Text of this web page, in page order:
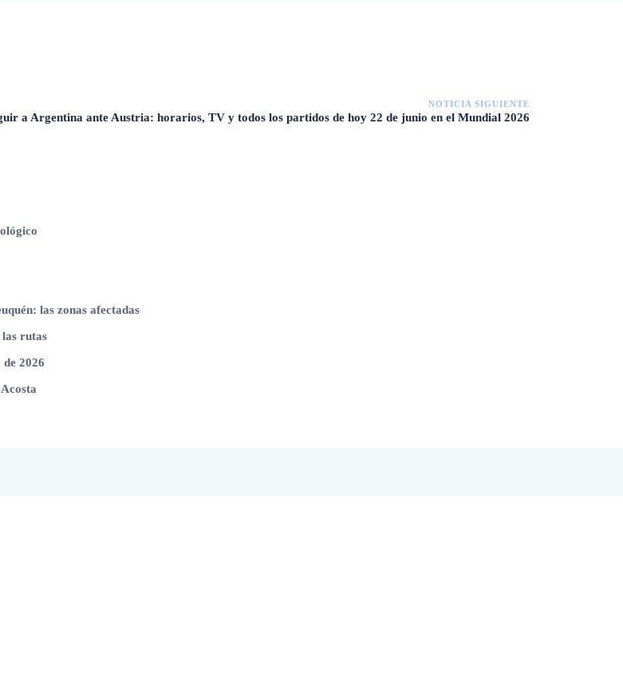
NOTICIA SIGUIENTE
a Argentina ante Austria: horarios, TV y todos los partidos de hoy 22 de junio en el Mundial 2026
las zonas afectadas
las rutas
2026